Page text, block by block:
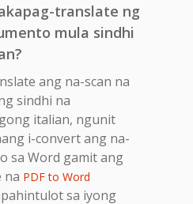
translate ng
mula sindhi
ang na-scan na
sindhi na
italian, ngunit
i-convert ang na-
sa Word gamit ang
na PDF to Word
sa iyong